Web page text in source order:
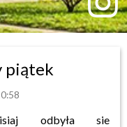
piątek
odbyła sie